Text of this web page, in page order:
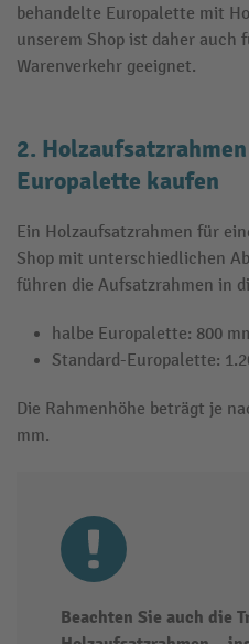
behandelte Europalette mit
unserem Shop ist daher auch
Warenverkehr geeignet.
2.
Europalette kaufen
Ein Holzaufsatzrahmen für
Shop mit unterschiedlichen
führen die Aufsatzrahmen in
halbe Europalette: 800
Standard-Europalette:
Die Rahmenhöhe beträgt je
mm.
Beachten Sie auch die